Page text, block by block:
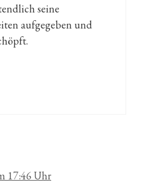
seine
aufgegeben und
17:46 Uhr